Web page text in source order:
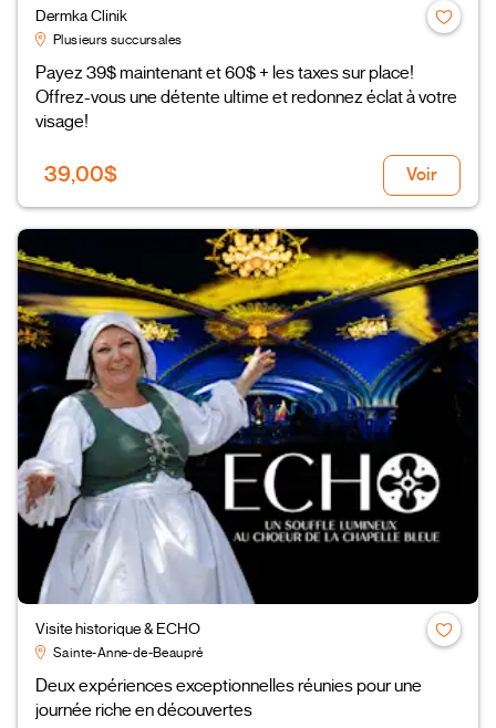
Dermka Clinik
Plusieurs succursales
Payez 39$ maintenant et 60$ + les taxes sur place!
Offrez-vous une détente ultime et redonnez éclat à votre
visage!
39,00$ Voir
Visite historique & ECHO
Sainte-Anne-de-Beaupré
Deux expériences exceptionnelles réunies pour une
journée riche en découvertes